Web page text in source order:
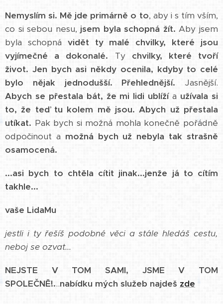
Nemyslím si. Mě jde primárně o to, aby i s tím vším,
co si sebou nesu, jsem byla schopná žít. Aby jsem
byla schopná vidět ty malé chvilky, které jsou
vyjímečné a dokonalé. Ty chvilky, které tvoří
život. Jen bych asi někdy ocenila, kdyby to celé
bylo nějak jednodušší. Přehlednější. Jasnější.
Abych se přestala bát, že mi lidi ublížía užívala si
to, že teď tu kolem mě jsou.Abych už přestala
utíkat. Pak bych si možná mohla konečně pořádně
odpočinout a možná bych už nebyla tak strašně
osamocená.
...asi bych to chtěla cítit jinak...jenže já to cítím
takhle...
vaše LidaMu
jestli i ty řešíš podobné věci a stále hledáš cestu,
neboj se ozvat...
NEJSTE V
TOM SAMI, JSME V TOM
SPOLEČNĚ!...nabídku mých služeb najdeš zde